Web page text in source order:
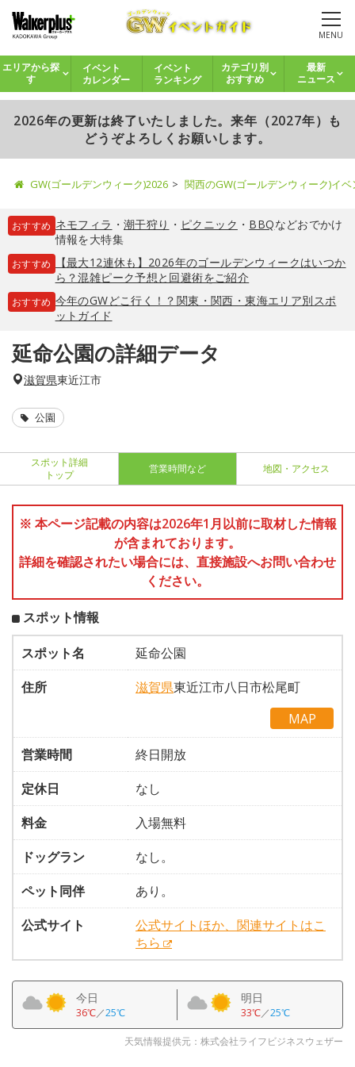
MENU
エリアから探
す
イベント
カレンダー
イベント
ランキング
カテゴリ別
おすすめ
最新
ニュース
2026年の更新は終了いたしました。来年（2027年）も
どうぞよろしくお願いします。
GW(ゴールデンウィーク)2026 関西のGW(ゴールデンウィーク)イ
おすすめ ネモフィラ ・ 潮干狩り ・ ピクニック ・ BBQなどおでかけ
情報を大特集
おすすめ
【最大12連休も】2026年のゴールデンウィークはいつか
ら？混雑ピーク予想と回避術をご紹介
おすすめ 今年のGWどこ行く！？関東・関西・東海エリア別スポ
ットガイド
延命公園の詳細データ
滋賀県東近江市
公園
スポット詳細
トップ
営業時間など 地図・アクセス
※ 本ページ記載の内容は2026年1月以前に取材した情報
が含まれております。
詳細を確認されたい場合には、直接施設へお問い合わせ
ください。
スポット情報
スポット名
延命公園
住所
滋賀県東近江市八日市松尾町
MAP
営業時間
終日開放
定休日
なし
料金
入場無料
ドッグラン
なし。
ペット同伴
あり。
公式サイト
公式サイトほか、関連サイトはこ
ちら
今日
36℃／25℃
明日
33℃／25℃
天気情報提供元：株式会社ライフビジネスウェザー